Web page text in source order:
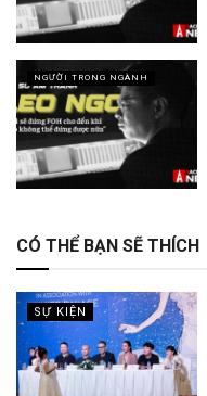
NGƯỜI TRONG NGÀNH
CÓ THỂ BẠN SẼ THÍCH
SỰ KIỆN